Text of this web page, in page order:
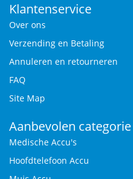
Klantenservice
Over ons
Verzending en Betaling
Annuleren en retourneren
FAQ
Site Map
Aanbevolen categorie
Medische Accu's
Hoofdtelefoon Accu